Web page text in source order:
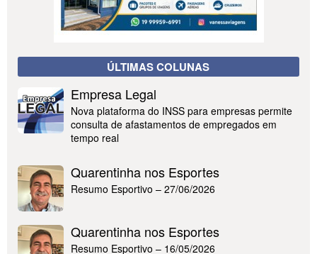
ÚLTIMAS COLUNAS
Empresa Legal
Nova plataforma do INSS para empresas permite
consulta de afastamentos de empregados em
tempo real
Quarentinha nos Esportes
Resumo Esportivo – 27/06/2026
Quarentinha nos Esportes
Resumo Esportivo – 16/05/2026